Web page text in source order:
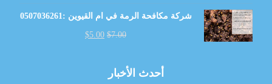
شركة مكافحة الرمة في ام القيوين :0507036261
$7.00
$5.00
أحدث الأخبار